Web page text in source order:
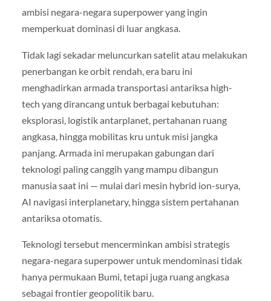
ambisi negara-negara superpower yang ingin
memperkuat dominasi di luar angkasa.
Tidak lagi sekadar meluncurkan satelit atau melakukan
penerbangan ke orbit rendah, era baru ini
menghadirkan armada transportasi antariksa high-
tech yang dirancang untuk berbagai kebutuhan:
eksplorasi, logistik antarplanet, pertahanan ruang
angkasa, hingga mobilitas kru untuk misi jangka
panjang. Armada ini merupakan gabungan dari
teknologi paling canggih yang mampu dibangun
manusia saat ini — mulai dari mesin hybrid ion-surya,
AI navigasi interplanetary, hingga sistem pertahanan
antariksa otomatis.
Teknologi tersebut mencerminkan ambisi strategis
negara-negara superpower untuk mendominasi tidak
hanya permukaan Bumi, tetapi juga ruang angkasa
sebagai frontier geopolitik baru.